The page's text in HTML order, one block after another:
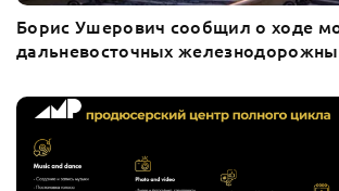
Борис Ушерович сообщил о ходе
дальневосточных